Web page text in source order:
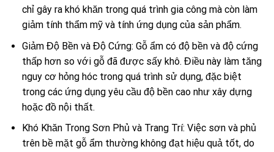
chỉ gây ra khó khăn trong quá trình gia công mà còn làm
giảm tính thẩm mỹ và tính ứng dụng của sản phẩm.
Giảm Độ Bền và Độ Cứng: Gỗ ẩm có độ bền và độ cứng
thấp hơn so với gỗ đã được sấy khô. Điều này làm tăng
nguy cơ hỏng hóc trong quá trình sử dụng, đặc biệt
trong các ứng dụng yêu cầu độ bền cao như xây dựng
hoặc đồ nội thất.
Khó Khăn Trong Sơn Phủ và Trang Trí: Việc sơn và phủ
trên bề mặt gỗ ẩm thường không đạt hiệu quả tốt, do